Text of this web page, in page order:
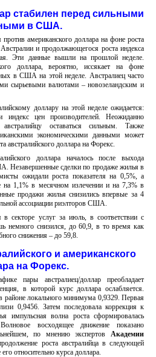
стабилен перед сильными
в США.
американского доллара на фоне роста
и продолжающегося роста индекса
Эти данные вышли на прошлой неделе.
доллара, вероятно, иссякает на фоне
в США на этой неделе. Австралиец часто
сырьевыми валютами – новозеландским и
доллару на этой неделе ожидается:
индекс цен производителей. Неожиданно
оставаться сильным. Также
экономическими данными может
австралийского доллара на Форекс.
доллара началось после выхода
Незавершенные сделки по продаже жилья в
ожидали роста показателя на 0,5%, а
на 1,1% в месячном излечении и на 7,3% в
продажи жилья снизились впервые за 4
ассоциации риэлторов США.
в секторе услуг за июль, в соответствии с
немного снизился, до 60,9, в то время как
снижения – до 59,8.
и американского
на Форекс.
пары австралиец/доллар преобладает
в которой курс доллара ослабляется.
районе локального минимума 0,9329. Первая
0,9456. Затем последовала коррекция к
импульсная волна роста сформировалась
восходящее движение показано
по мнению экспертов Академии
роста австралийца в следующей
относительно курса доллара.